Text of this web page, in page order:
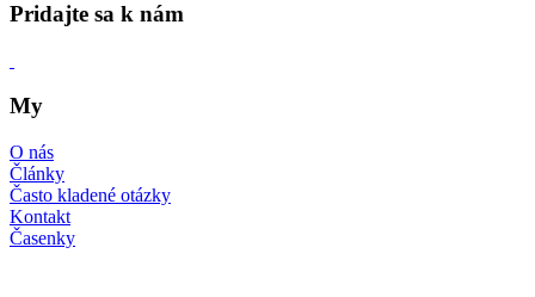
Pridajte sa k nám
My
O nás
Články
Často kladené otázky
Kontakt
Časenky